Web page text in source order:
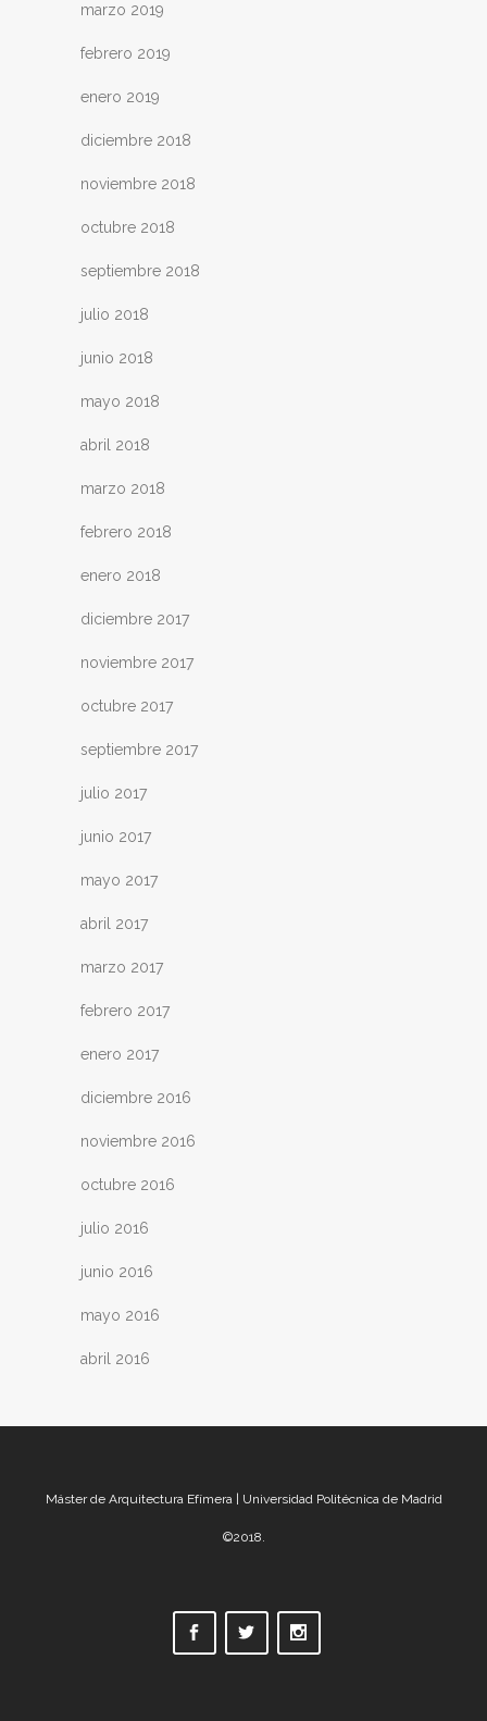
marzo 2019
febrero 2019
enero 2019
diciembre 2018
noviembre 2018
octubre 2018
septiembre 2018
julio 2018
junio 2018
mayo 2018
abril 2018
marzo 2018
febrero 2018
enero 2018
diciembre 2017
noviembre 2017
octubre 2017
septiembre 2017
julio 2017
junio 2017
mayo 2017
abril 2017
marzo 2017
febrero 2017
enero 2017
diciembre 2016
noviembre 2016
octubre 2016
julio 2016
junio 2016
mayo 2016
abril 2016
Máster de Arquitectura Efímera | Universidad Politécnica de Madrid
©2018.